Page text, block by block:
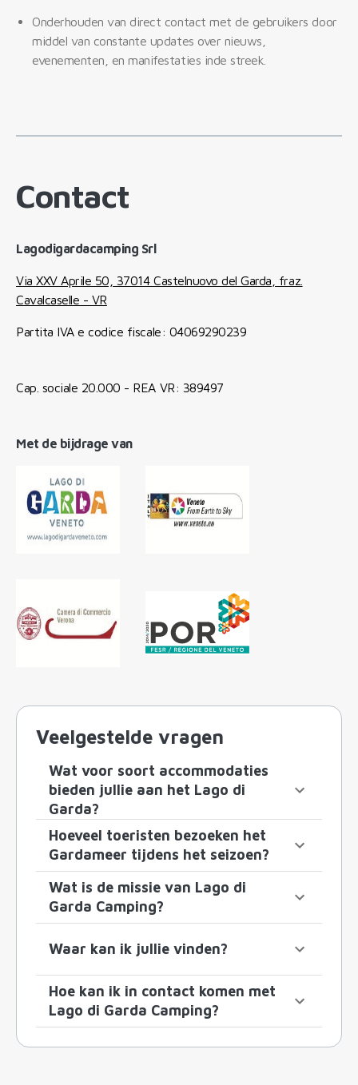
Onderhouden van direct contact met de gebruikers door
middel van constante updates over nieuws,
evenementen, en manifestaties inde streek.
Contact
Lagodigardacamping Srl
Via XXV Aprile 50, 37014 Castelnuovo del Garda, fraz.
Cavalcaselle - VR
Partita IVA e codice fiscale: 04069290239
Cap. sociale 20.000 - REA VR: 389497
Met de bijdrage van
Veelgestelde vragen
Wat voor soort accommodaties
bieden jullie aan het Lago di
Garda?
Hoeveel toeristen bezoeken het
Gardameer tijdens het seizoen?
Wat is de missie van Lago di
Garda Camping?
Waar kan ik jullie vinden?
Hoe kan ik in contact komen met
Lago di Garda Camping?